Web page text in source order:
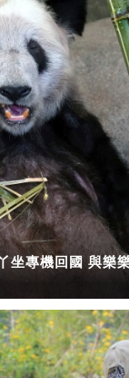
坐專機回國 與樂